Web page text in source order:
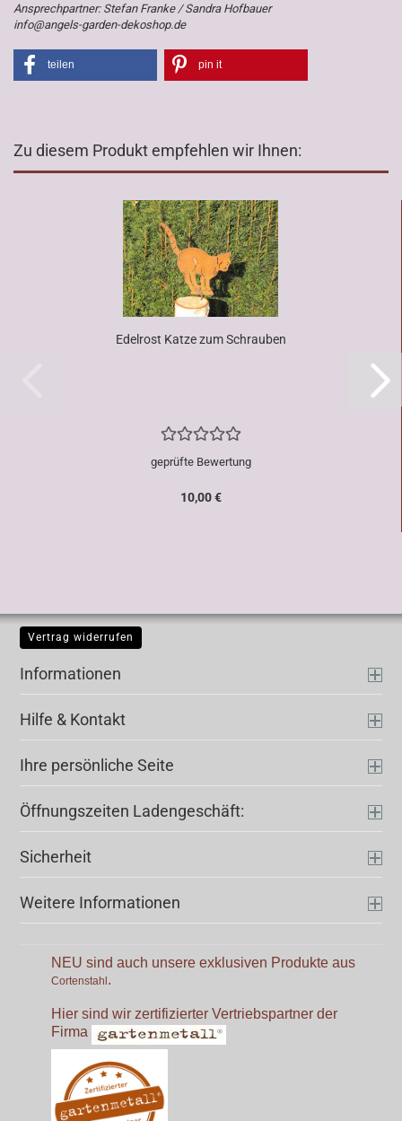
Ansprechpartner: Stefan Franke / Sandra Hofbauer
info@angels-garden-dekoshop.de
teilen pin it
Zu diesem Produkt empfehlen wir Ihnen:
Edelrost Katze zum Schrauben
geprüfte Bewertung
10,00 €
Vertrag widerrufen
Informationen
Hilfe & Kontakt
Ihre persönliche Seite
Öffnungszeiten Ladengeschäft:
Sicherheit
Weitere Informationen
NEU sind auch unsere exklusiven Produkte aus
Cortenstahl.
Hier sind wir zertifizierter Vertriebspartner der
Firma